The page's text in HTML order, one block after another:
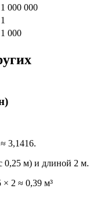
1 000 000
1
1 000
3,1416.
0,25 м) и длиной 2 м.
× 2 ≈ 0,39 м³